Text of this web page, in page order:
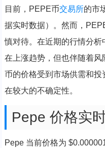
目前，PEPE币交易所的市
据实时数据）。然而，
慎对待。在近期的行情分
在上涨趋势，但也伴随着
币的价格受到市场供需和
在较大的不确定性。
Pepe 价格实
Pepe 当前价格为